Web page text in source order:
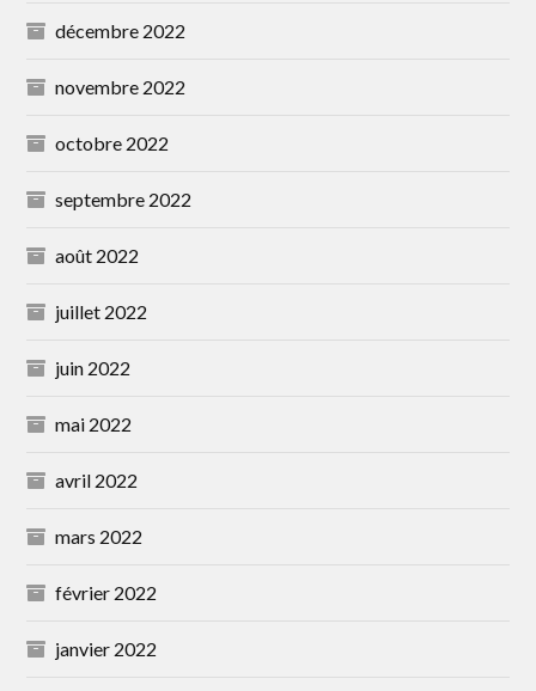
décembre 2022
novembre 2022
octobre 2022
septembre 2022
août 2022
juillet 2022
juin 2022
mai 2022
avril 2022
mars 2022
février 2022
janvier 2022